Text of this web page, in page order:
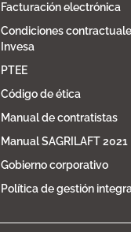
Facturación electrónica
Condiciones
Invesa
PTEE
Código de ética
Manual de contratistas
Manual SAGRILAFT 2021
Gobierno corporativo
Política de gestión